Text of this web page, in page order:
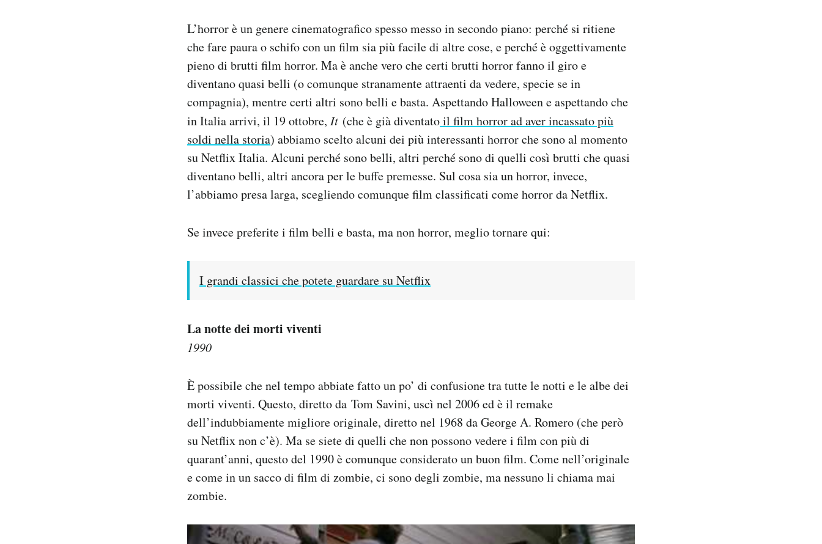
L’horror è un genere cinematografico spesso messo in secondo piano: perché si ritiene
che fare paura o schifo con un film sia più facile di altre cose, e perché è oggettivamente
pieno di brutti film horror. Ma è anche vero che certi brutti horror fanno il giro e
diventano quasi belli (o comunque stranamente attraenti da vedere, specie se in
compagnia), mentre certi altri sono belli e basta. Aspettando Halloween e aspettando che
in Italia arrivi, il 19 ottobre, It (che è già diventatoil film horror ad aver incassato più
soldi nella storia) abbiamo scelto alcuni dei più interessanti horror che sono al momento
su Netflix Italia. Alcuni perché sono belli, altri perché sono di quelli così brutti che quasi
diventano belli, altri ancora per le buffe premesse. Sul cosa sia un horror, invece,
l’abbiamo presa larga, scegliendo comunque film classificati come horror da Netflix.
Se invece preferite i film belli e basta, ma non horror, meglio tornare qui:
I grandi classici che potete guardare su Netflix
La notte dei morti viventi
1990
È possibile che nel tempo abbiate fatto un po’ di confusione tra tutte le notti e le albe dei
morti viventi. Questo, diretto da Tom Savini, uscì nel 2006 ed è il remake
dell’indubbiamente migliore originale, diretto nel 1968 da George A. Romero (che però
su Netflix non c’è). Ma se siete di quelli che non possono vedere i film con più di
quarant’anni, questo del 1990 è comunque considerato un buon film. Come nell’originale
e come in un sacco di film di zombie, ci sono degli zombie, ma nessuno li chiama mai
zombie.